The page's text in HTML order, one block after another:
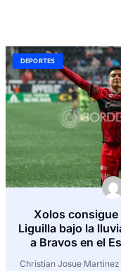
DEPORTES
Xolos consigue
Liguilla bajo la
a Bravos en el
Christian Josue Martinez